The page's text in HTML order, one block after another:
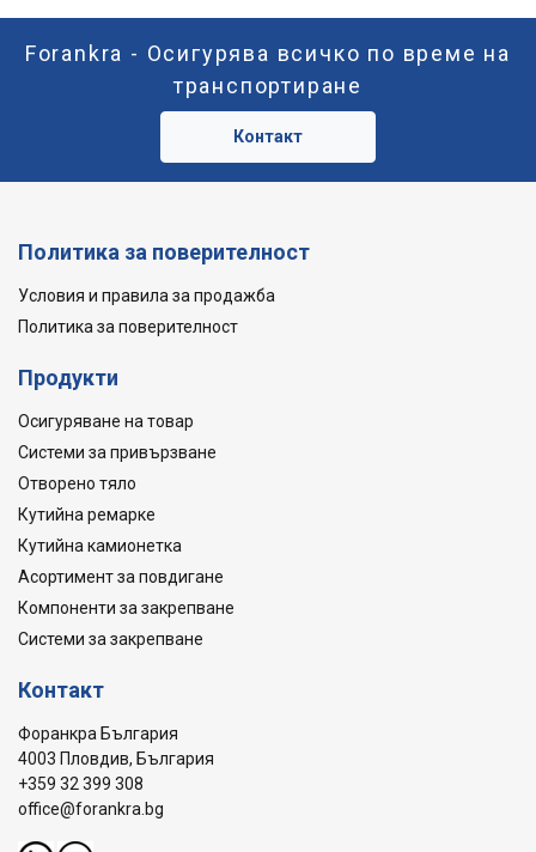
Forankra - Осигурява всичко по време на
транспортиране
Контакт
Политика за поверителност
Условия и правила за продажба
Политика за поверителност
Продукти
Осигуряване на товар
Системи за привързване
Отворено тяло
Кутийна ремарке
Кутийна камионетка
Асортимент за повдигане
Компоненти за закрепване
Системи за закрепване
Контакт
Форанкра България
4003 Пловдив, България
+359 32 399 308
office@forankra.bg